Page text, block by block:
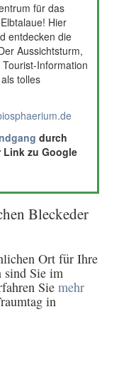
für das
Hier
entdecken die
Aussichtsturm,
Information
tolles
durch
zu Google
Bleckeder
Ort für Ihre
sind Sie im
Sie mehr
in